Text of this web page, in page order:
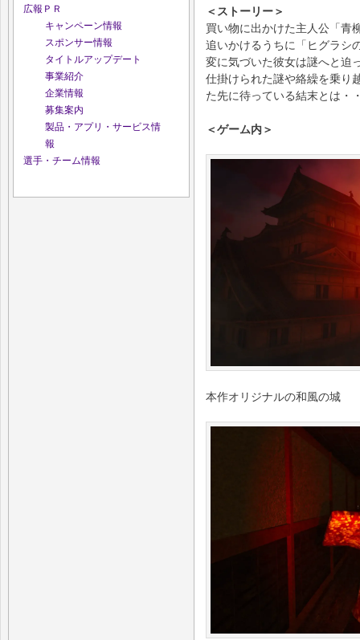
広報ＰＲ
キャンペーン情報
スポンサー情報
タイトルアップデート
事業紹介
企業情報
募集案内
製品・アプリ・サービス情
報
選手・チーム情報
＜ストーリー＞
買い物に出かけた主人公「青
追いかけるうちに「ヒグラシ
変に気づいた彼女は謎へと迫
仕掛けられた謎や絡繰を乗り
た先に待っている結末とは・
＜ゲーム内＞
本作オリジナルの和風の